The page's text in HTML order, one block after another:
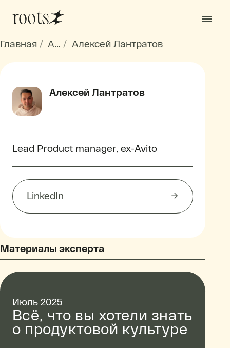
roots
Главная Авторы Алексей Лантратов
Материалы эксперта
Июль 2025
Всё, что вы хотели знать
о продуктовой культуре
Алексей Лантратов
Lead Product manager, ex-Avito
LinkedIn →